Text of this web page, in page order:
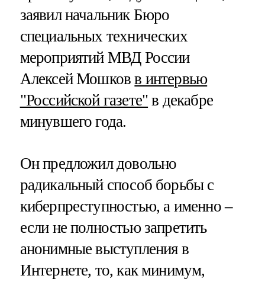
заявил начальник Бюро
специальных технических
мероприятий МВД России
Алексей Мошковв интервью
"Российской газете" в декабре
минувшего года.
Он предложил довольно
радикальный способ борьбы с
киберпреступностью, а именно –
если не полностью запретить
анонимные выступления в
Интернете, то, как минимум,